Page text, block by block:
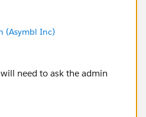
(Asymbl Inc)
need to ask the admin